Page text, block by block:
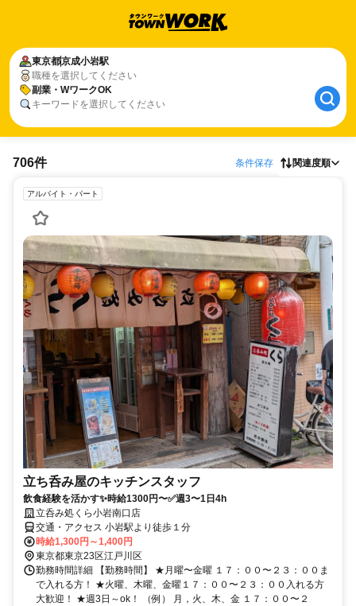
東京都京成小岩駅
職種を選択してください
副業・WワークOK
キーワードを選択してください
706件 条件保存 関連度順
アルバイト・パート
立ち呑み屋のキッチンスタッフ
飲食経験を活かす✨時給1300円〜✅週3〜1日4h
立呑み処くら小岩南口店
交通・アクセス 小岩駅より徒歩１分
時給1,300円～1,400円
東京都東京23区江戸川区
勤務時間詳細 【勤務時間】 ★月曜〜金曜 １７：００〜２３：００ま
で入れる方！ ★火曜、木曜、金曜１７：００〜２３：００入れる方
大歓迎！ ★週3日～ok！ （例） 月，火、木、金 １７：００〜２